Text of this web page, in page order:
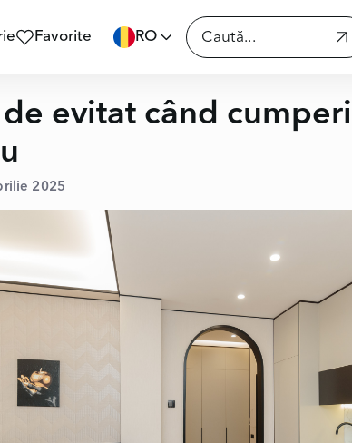
Favorite RO
evitat când
2025